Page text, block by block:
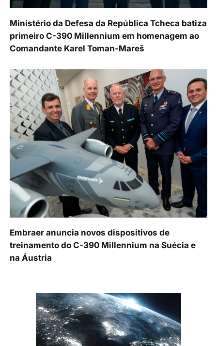
Ministério da Defesa da República Tcheca batiza
primeiro C-390 Millennium em homenagem ao
Comandante Karel Toman-Mareš
Embraer anuncia novos dispositivos de
treinamento do C-390 Millennium na Suécia e
na Áustria